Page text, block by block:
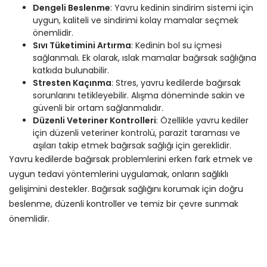
Dengeli Beslenme: Yavru kedinin sindirim sistemi için
uygun, kaliteli ve sindirimi kolay mamalar seçmek
önemlidir.
Sıvı Tüketimini Artırma: Kedinin bol su içmesi
sağlanmalı. Ek olarak, ıslak mamalar bağırsak sağlığına
katkıda bulunabilir.
Stresten Kaçınma: Stres, yavru kedilerde bağırsak
sorunlarını tetikleyebilir. Alışma döneminde sakin ve
güvenli bir ortam sağlanmalıdır.
Düzenli Veteriner Kontrolleri: Özellikle yavru kediler
için düzenli veteriner kontrolü, parazit taraması ve
aşıları takip etmek bağırsak sağlığı için gereklidir.
Yavru kedilerde bağırsak problemlerini erken fark etmek ve
uygun tedavi yöntemlerini uygulamak, onların sağlıklı
gelişimini destekler. Bağırsak sağlığını korumak için doğru
beslenme, düzenli kontroller ve temiz bir çevre sunmak
önemlidir.